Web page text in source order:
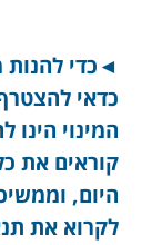
◄כדי
המינוי
קוראים את
היום,
לקרוא את